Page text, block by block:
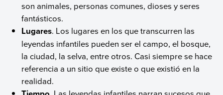
son animales, personas comunes, dioses y seres
fantásticos.
Lugares. Los lugares en los que transcurren las
leyendas infantiles pueden ser el campo, el bosque,
la ciudad, la selva, entre otros. Casi siempre se hace
referencia a un sitio que existe o que existió en la
realidad.